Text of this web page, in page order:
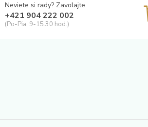
Neviete si rady? Zavolajte.
+421 904 222 002
(Po-Pia, 9-15.30 hod.)